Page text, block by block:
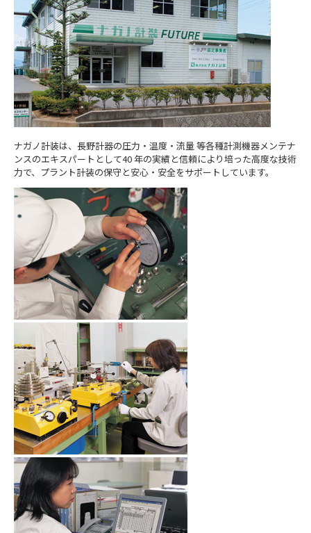
ナガノ計装は、長野計器の圧力・温度・流量 等各種計測機器メンテナ
ンスのエキスパートとして40 年の実績と信頼により培った高度な技術
力で、プラント計装の保守と安心・安全をサポートしています。